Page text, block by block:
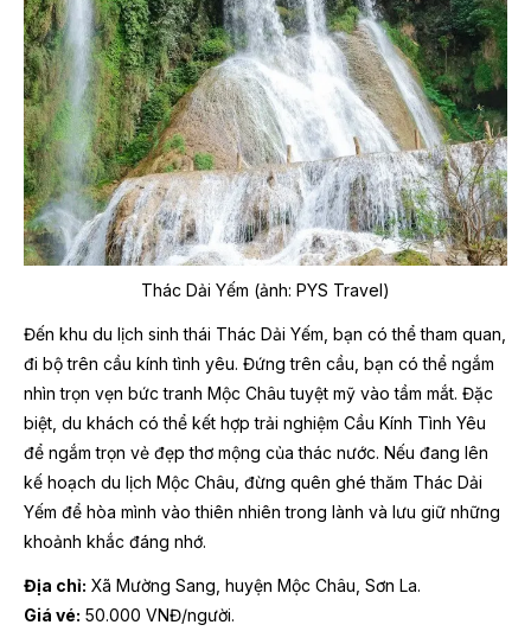
Thác Dải Yếm (ảnh: PYS Travel)
Đến khu du lịch sinh thái Thác Dải Yếm, bạn có thể tham quan,
đi bộ trên cầu kính tình yêu. Đứng trên cầu, bạn có thể ngắm
nhìn trọn vẹn bức tranh Mộc Châu tuyệt mỹ vào tầm mắt. Đặc
biệt, du khách có thể kết hợp trải nghiệm Cầu Kính Tình Yêu
để ngắm trọn vẻ đẹp thơ mộng của thác nước. Nếu đang lên
kế hoạch du lịch Mộc Châu, đừng quên ghé thăm Thác Dải
Yếm để hòa mình vào thiên nhiên trong lành và lưu giữ những
khoảnh khắc đáng nhớ.
Địa chỉ: Xã Mường Sang, huyện Mộc Châu, Sơn La.
Giá vé: 50.000 VNĐ/người.